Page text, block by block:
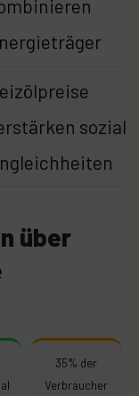
soziale
über
35% der
Verbraucher